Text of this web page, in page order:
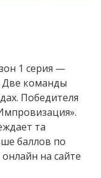
1 серия —
команды
Победителя
та
баллов по
на сайте